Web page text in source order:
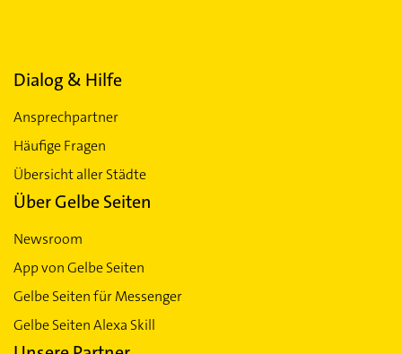
Dialog & Hilfe
Ansprechpartner
Häufige Fragen
Übersicht aller Städte
Über Gelbe Seiten
Newsroom
App von Gelbe Seiten
Gelbe Seiten für Messenger
Gelbe Seiten Alexa Skill